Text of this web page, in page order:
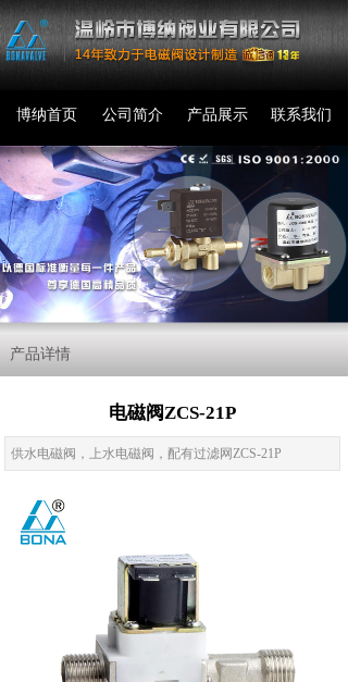
公司简介
博纳首页 联系我们
产品展示
产品详情
电磁阀ZCS-21P
供水电磁阀，上水电磁阀，配有过滤网ZCS-21P